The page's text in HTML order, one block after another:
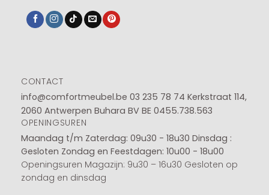
CONTACT
info@comfortmeubel.be 03 235 78 74 Kerkstraat 114,
2060 Antwerpen Buhara BV BE 0455.738.563
OPENINGSUREN
Maandag t/m Zaterdag: 09u30 - 18u30 Dinsdag :
Gesloten Zondag en Feestdagen: 10u00 - 18u00
Openingsuren Magazijn: 9u30 – 16u30 Gesloten op
zondag en dinsdag